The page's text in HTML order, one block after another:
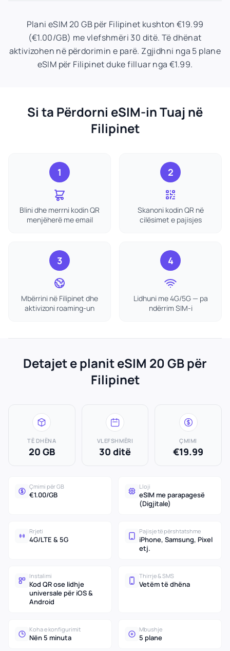
Plani eSIM 20 GB për Filipinet kushton €19.99
(€1.00/GB) me vlefshmëri 30 ditë. Të dhënat
aktivizohen në përdorimin e parë. Zgjidhni nga 5 plane
eSIM për Filipinet duke filluar nga €1.99.
Si ta Përdorni eSIM-in Tuaj në
Filipinet
1
Blini dhe merrni kodin QR
menjëherë me email
2
Skanoni kodin QR në
cilësimet e pajisjes
3
Mbërrini në Filipinet dhe
aktivizoni roaming-un
4
Lidhuni me 4G/5G — pa
ndërrim SIM-i
Detajet e planit eSIM 20 GB për
Filipinet
TË DHËNA
20 GB
VLEFSHMËRI
30 ditë
ÇMIMI
€19.99
Çmimi për GB
€1.00/GB
Lloji
eSIM me parapagesë
(Digjitale)
Rrjeti
4G/LTE & 5G
Pajisje të përshtatshme
iPhone, Samsung, Pixel
etj.
Instalimi
Kod QR ose lidhje
universale për iOS &
Android
Thirrje & SMS
Vetëm të dhëna
Koha e konfigurimit
Nën 5 minuta
Mbushje
5 plane